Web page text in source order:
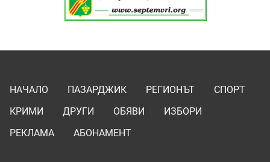
НАЧАЛО ПАЗАРДЖИК РЕГИОНЪТ
СПОРТ
КРИМИ
ДРУГИ ОБЯВИ
ИЗБОРИ
РЕКЛАМА
АБОНАМЕНТ